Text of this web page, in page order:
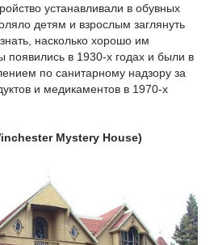
устанавливали в обувных
детям и взрослым заглянуть
насколько хорошо им
появились в 1930-х годах и были в
по санитарному надзору за
и медикаментов в 1970-х
Mystery House)